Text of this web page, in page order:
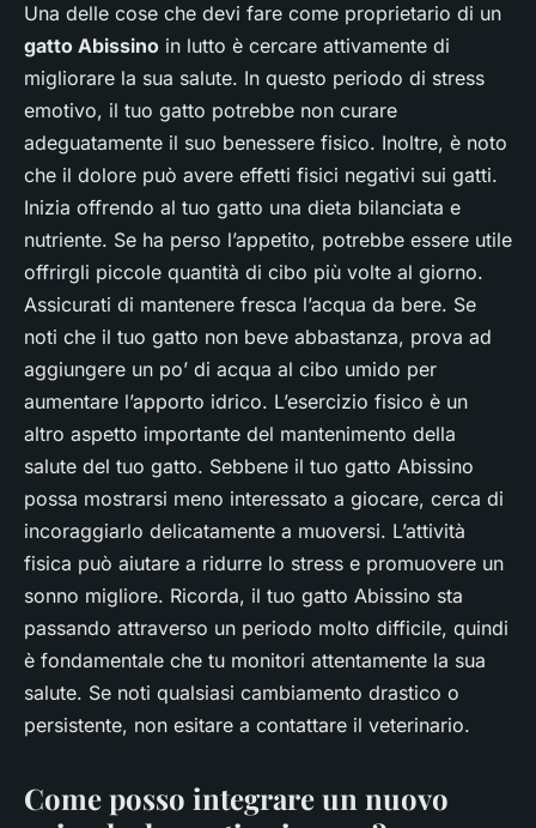
Una delle cose che devi fare come proprietario di un
gatto Abissino in lutto è cercare attivamente di
migliorare la sua salute. In questo periodo di stress
emotivo, il tuo gatto potrebbe non curare
adeguatamente il suo benessere fisico. Inoltre, è noto
che il dolore può avere effetti fisici negativi sui gatti.
Inizia offrendo al tuo gatto una dieta bilanciata e
nutriente. Se ha perso l’appetito, potrebbe essere utile
offrirgli piccole quantità di cibo più volte al giorno.
Assicurati di mantenere fresca l’acqua da bere. Se
noti che il tuo gatto non beve abbastanza, prova ad
aggiungere un po’ di acqua al cibo umido per
aumentare l’apporto idrico. L’esercizio fisico è un
altro aspetto importante del mantenimento della
salute del tuo gatto. Sebbene il tuo gatto Abissino
possa mostrarsi meno interessato a giocare, cerca di
incoraggiarlo delicatamente a muoversi. L’attività
fisica può aiutare a ridurre lo stress e promuovere un
sonno migliore. Ricorda, il tuo gatto Abissino sta
passando attraverso un periodo molto difficile, quindi
è fondamentale che tu monitori attentamente la sua
salute. Se noti qualsiasi cambiamento drastico o
persistente, non esitare a contattare il veterinario.
Come posso integrare un nuovo